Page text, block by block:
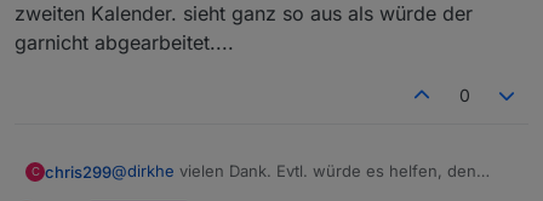
zweiten Kalender. sieht ganz so aus als würde der
garnicht abgearbeitet....
0
C chris299@dirkhe vielen Dank. Evtl. würde es helfen, den